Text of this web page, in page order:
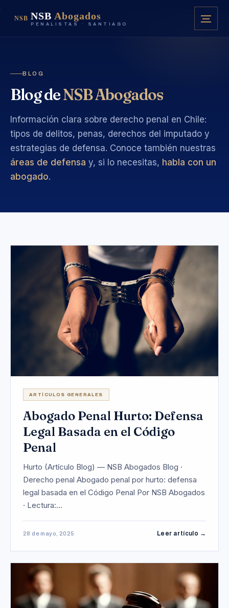
NSB NSB Abogados
PENALISTAS · SANTIAGO
BLOG
Blog deNSB Abogados
Información clara sobre derecho penal en Chile:
tipos de delitos, penas, derechos del imputado y
estrategias de defensa. Conoce también nuestras
áreas de defensa y, si lo necesitas, habla con un
abogado.
ARTÍCULOS GENERALES
Abogado Penal Hurto: Defensa
Legal Basada en el Código
Penal
Hurto (Artículo Blog) — NSB Abogados Blog ·
Derecho penal Abogado penal por hurto: defensa
legal basada en el Código Penal Por NSB Abogados
· Lectura:…
28 de mayo, 2025 Leer artículo →